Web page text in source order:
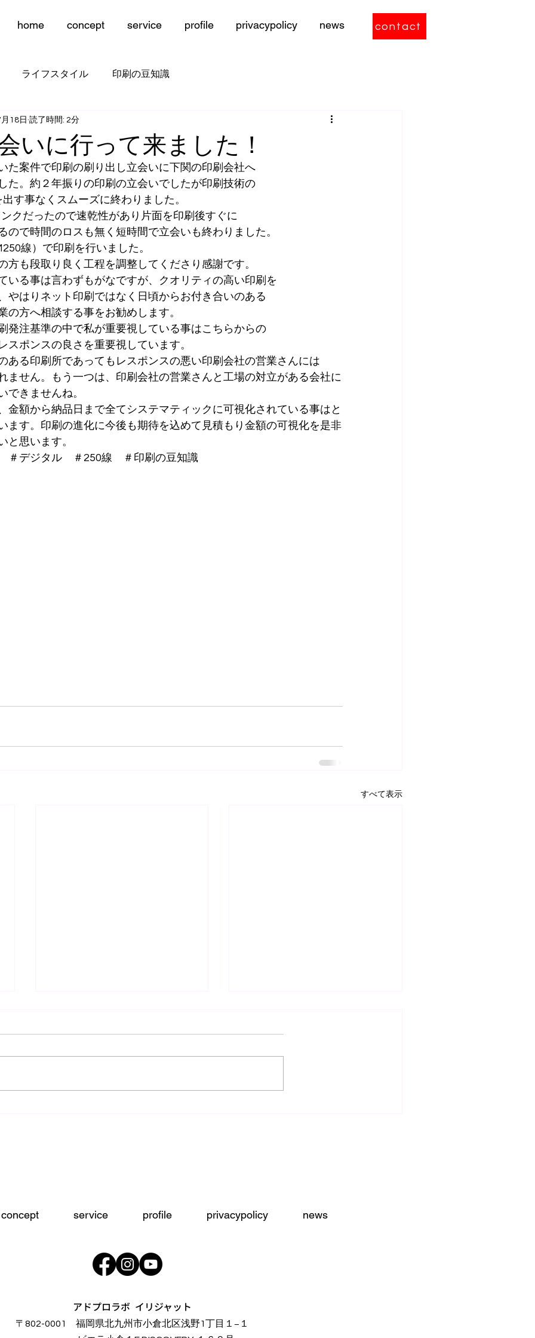
home concept service profile privacypolicy news contact
ライフスタイル 印刷の豆知識
いに行って来ました！
18日 読了時間: 2分
た案件で印刷の刷り出し立会いに下関の印刷会社へ
た。約２年振りの印刷の立会いでしたが印刷技術の
す事なくスムーズに終わりました。
クだったので速乾性があり片面を印刷後すぐに
ので時間のロスも無く短時間で立会いも終わりました。
線）で印刷を行いました。
方も段取り良く工程を調整してくださり感謝です。
いる事は言わずもがなですが、クオリティの高い印刷を
やはりネット印刷ではなく日頃からお付き合いのある
の方へ相談する事をお勧めします。
発注基準の中で私が重要視している事はこちらからの
スポンスの良さを重要視しています。
ある印刷所であってもレスポンスの悪い印刷会社の営業さんには
ません。もう一つは、印刷会社の営業さんと工場の対立がある会社に
できませんね。
金額から納品日まで全てシステマティックに可視化されている事はと
ます。印刷の進化に今後も期待を込めて見積もり金額の可視化を是非
と思います。
デジタル　＃250線　＃印刷の豆知識
すべて表示
師走突入前のアレコレ！ 初心忘れるべからず！
concept service profile privacypolicy news
アドプロラボ イリジャット
〒802-0001 福岡県北九州市小倉北区浅野1丁目１−１